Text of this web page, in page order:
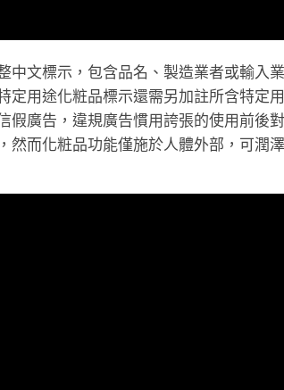
中文標示，包含品名、製造業者或輸入
定用途化粧品標示還需另加註所含特定
假廣告，違規廣告慣用誇張的使用前後
然而化粧品功能僅施於人體外部，可潤